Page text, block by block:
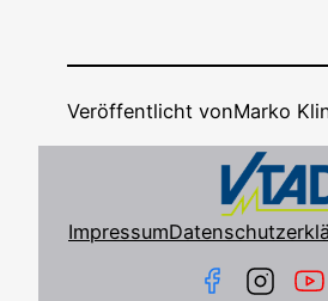
Veröffentlicht vonMarko
Impressum